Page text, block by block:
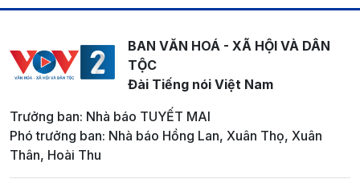
BAN VĂN HOÁ - XÃ HỘI VÀ DÂN
TỘC
Đài Tiếng nói Việt Nam
Trưởng ban: Nhà báo TUYẾT MAI
Phó trưởng ban: Nhà báo Hồng Lan, Xuân Thọ, Xuân
Thân, Hoài Thu